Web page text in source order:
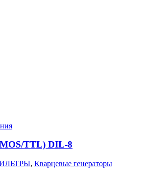
TTL) DIL-8
, Кварцевые генераторы